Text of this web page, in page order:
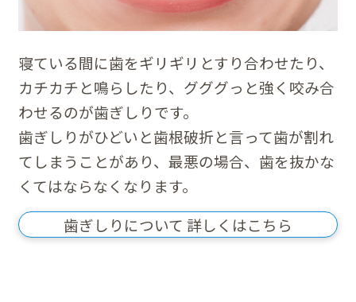
寝ている間に歯をギリギリとすり合わせたり、
カチカチと鳴らしたり、グググっと強く咬み合
わせるのが歯ぎしりです。
歯ぎしりがひどいと歯根破折と言って歯が割れ
てしまうことがあり、最悪の場合、歯を抜かな
くてはならなくなります。
歯ぎしりについて 詳しくはこちら